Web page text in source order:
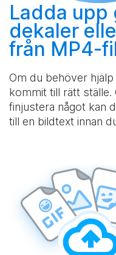
Ladda upp
dekaler
från MP4-
Om du behöver
kommit till rätt
finjustera något kan
till en bildtext innan